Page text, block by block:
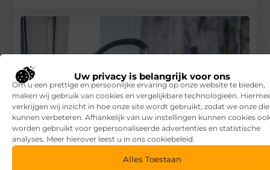
Uw privacy is belangrijk voor ons
Om u een prettige en persoonlijke ervaring op onze website te bieden,
maken wij gebruik van cookies en vergelijkbare technologieën.
verkrijgen wij inzicht in hoe onze site wordt gebruikt, zodat we onze
kunnen verbeteren. Afhankelijk van uw instellingen kunnen cookies
worden gebruikt voor gepersonaliseerde advertenties en statistische
analyses. Meer hierover leest u in ons cookiebeleid.
Alles Toestaan